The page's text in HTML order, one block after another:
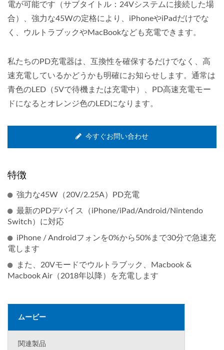
電が可能です（サブタイトル：24Vシステムに接続した場
合）、強力な45Wの定格により、iPhoneやiPadだけでな
く、ウルトラブックやMacBookなども充電できます。
私たちのPD充電器は、互換性を確保するだけでなく、高
速充電しているかどうかも明確にお知らせします。通常は
青色のLED（5Vで待機または充電中）、PD高速充電モー
ドになるとオレンジ色のLEDになります。
今すぐお問い合わせ
特徴
強力な45W（20V/2.25A）PD充電
最新のPDデバイス（iPhone/iPad/Android/Nintendo
Switch）に対応
iPhone / Androidフォンを0%から50%まで30分で急速充
電します
また、20Vモードでウルトラブック、Macbook &
Macbook Air（2018年以降）を充電します
ムービー
関連製品